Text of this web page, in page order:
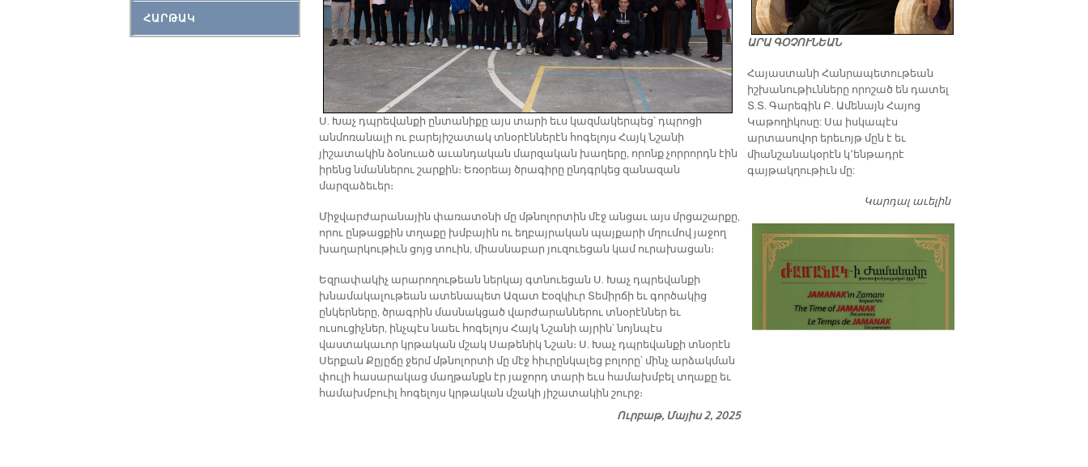
ՀԱՐԹԱԿ
Ս. Խաչ դպրեվանքի ընտանիքը այս տարի եւս կազմակերպեց՝ դպրոցի
անմոռանալի ու բարեյիշատակ տնօրէններէն հոգելոյս Հայկ Նշանի
յիշատակին ձօնուած աւանդական մարզական խաղերը, որոնք չորրորդն էին
իրենց նմաններու շարքին։ Եռօրեայ ծրագիրը ընդգրկեց զանազան
մարզաձեւեր։
Միջվարժարանային փառատօնի մը մթնոլորտին մէջ անցաւ այս մրցաշարքը,
որու ընթացքին տղաքը խմբային ու եղբայրական պայքարի մղումով յաջող
խաղարկութիւն ցոյց տուին, միասնաբար յուզուեցան կամ ուրախացան։
Եզրափակիչ արարողութեան ներկայ գտնուեցան Ս. Խաչ դպրեվանքի
խնամակալութեան ատենապետ Ազատ Էօզկիւր Տեմիրճի եւ գործակից
ընկերները, ծրագրին մասնակցած վարժարաններու տնօրէններ եւ
ուսուցիչներ, ինչպէս նաեւ հոգելոյս Հայկ Նշանի այրին՝ նոյնպէս
վաստակաւոր կրթական մշակ Սաթենիկ Նշան։ Ս. Խաչ դպրեվանքի տնօրէն
Սերքան Քըյըճը ջերմ մթնոլորտի մը մէջ հիւրընկալեց բոլորը՝ մինչ արձակման
փուլի հասարակաց մաղթանքն էր յաջորդ տարի եւս համախմբել տղաքը եւ
համախմբուիլ հոգելոյս կրթական մշակի յիշատակին շուրջ։
Ուրբաթ, Մայիս 2, 2025
ԱՐԱ ԳՕՉՈՒՆԵԱՆ
​Հայաստանի Հանրապետութեան
իշխանութիւնները որոշած են դատել
Տ.Տ. Գարեգին Բ. Ամենայն Հայոց
Կաթողիկոսը: Սա իսկապէս
արտասովոր երեւոյթ մըն է եւ
միանշանակօրէն կ՚ենթադրէ
գայթակղութիւն մը:
Կարդալ աւելինԴատել…